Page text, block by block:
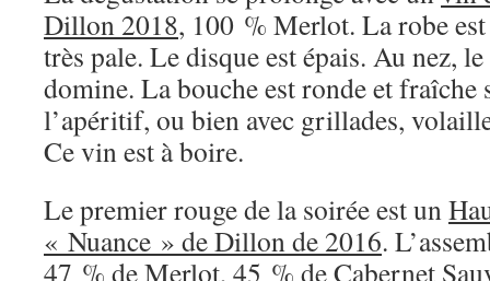
Dillon 2018, 100 % Merlot. La robe
très pale. Le disque est épais. Au nez,
domine. La bouche est ronde et fraîche
l’apéritif, ou bien avec grillades,
Ce vin est à boire.
Le premier rouge de la soirée est un
« Nuance » de Dillon de 2016.
47 % de Merlot, 45 % de Cabernet